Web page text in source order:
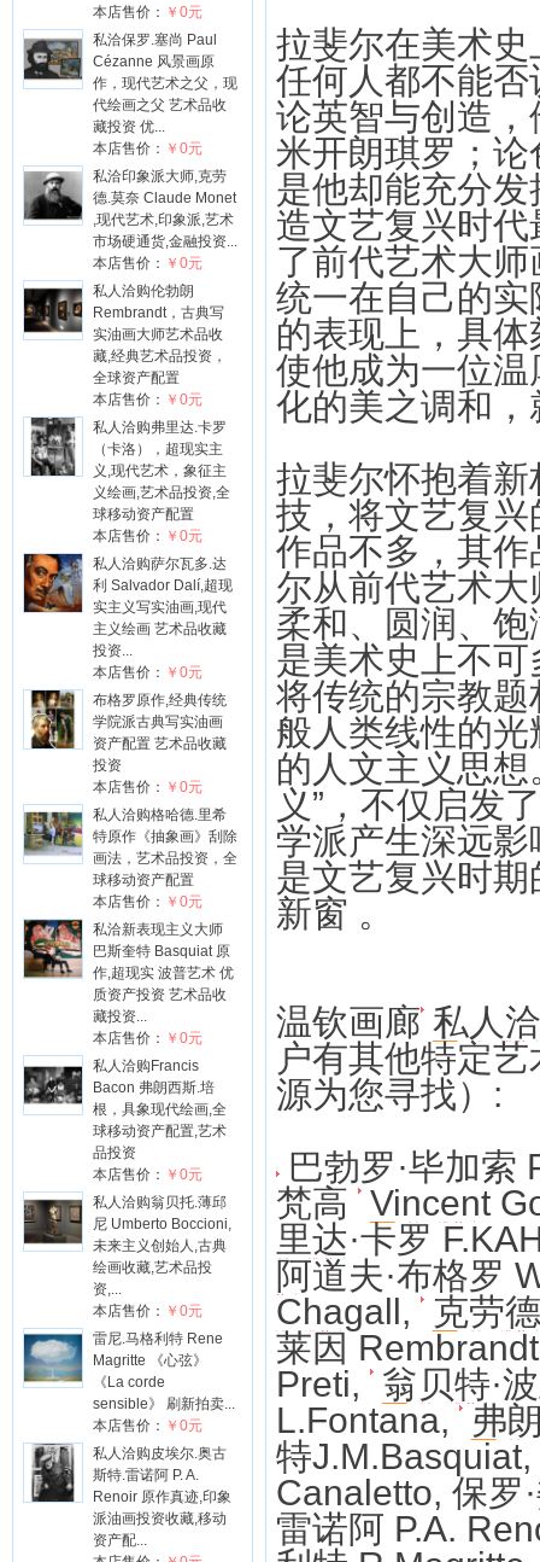
本店售价： ￥0元
私洽保罗.塞尚 Paul
Cézanne 风景画原
作，现代艺术之父，现
代绘画之父 艺术品收
藏投资 优...
本店售价： ￥0元
私洽印象派大师,克劳
德.莫奈 Claude Monet
,现代艺术,印象派,艺术
市场硬通货,金融投资...
本店售价： ￥0元
私人洽购伦勃朗
Rembrandt，古典写
实油画大师艺术品收
藏,经典艺术品投资，
全球资产配置
本店售价： ￥0元
私人洽购弗里达.卡罗
（卡洛），超现实主
义,现代艺术，象征主
义绘画,艺术品投资,全
球移动资产配置
本店售价： ￥0元
私人洽购萨尔瓦多.达
利 Salvador Dalí,超现
实主义写实油画,现代
主义绘画 艺术品收藏
投资...
本店售价： ￥0元
布格罗原作,经典传统
学院派古典写实油画
资产配置 艺术品收藏
投资
本店售价： ￥0元
私人洽购格哈德.里希
特原作《抽象画》刮除
画法，艺术品投资，全
球移动资产配置
本店售价： ￥0元
私洽新表现主义大师
巴斯奎特 Basquiat 原
作,超现实 波普艺术 优
质资产投资 艺术品收
藏投资...
本店售价： ￥0元
私人洽购Francis
Bacon 弗朗西斯.培
根，具象现代绘画,全
球移动资产配置,艺术
品投资
本店售价： ￥0元
私人洽购翁贝托.薄邱
尼 Umberto Boccioni,
未来主义创始人,古典
绘画收藏,艺术品投
资,...
本店售价： ￥0元
雷尼.马格利特 Rene
Magritte 《心弦》
《La corde
sensible》 刷新拍卖...
本店售价： ￥0元
私人洽购皮埃尔.奥古
斯特.雷诺阿 P. A.
Renoir 原作真迹,印象
派油画投资收藏,移动
资产配...
拉斐尔在美术
任何人都不能
论英智与创造
米开朗琪罗；
是他却能充分
造文艺复兴时
了前代艺术大
统一在自己的
的表现上，具
使他成为一位
化的美之调和
拉斐尔怀抱着
技，将文艺复
作品不多，其
尔从前代艺术
柔和、圆润、
是美术史上不
将传统的宗教
般人类线性的
的人文主义思
义”，不仅启发
学派产生深远
是文艺复兴时
新窗 。
温钦画廊 私人
户有其他特定
源为您寻找）:
巴勃罗·毕加索
梵高 Vincent
里达·卡罗
阿道夫·布格罗
Chagall,
克劳
莱因 Rembrandt
Preti,
翁贝特·
L.Fontana,
弗
特J.M.Basquiat,
Canaletto, 保罗
雷诺阿 P.A.